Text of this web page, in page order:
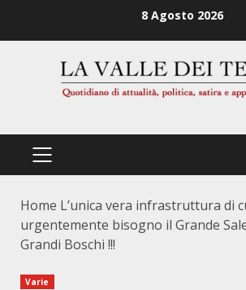
8 Agosto 2026
PRIMÄRES
Home L’unica vera infrastruttura di
urgentemente bisogno il Grande
Grandi Boschi !!!
Varie